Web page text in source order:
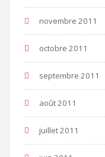
novembre 2011
octobre 2011
septembre 2011
août 2011
juillet 2011